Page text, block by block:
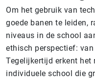
Om het gebruik van
goede banen te leiden,
niveaus in de school
ethisch perspectief:
Tegelijkertijd erkent
individuele school die